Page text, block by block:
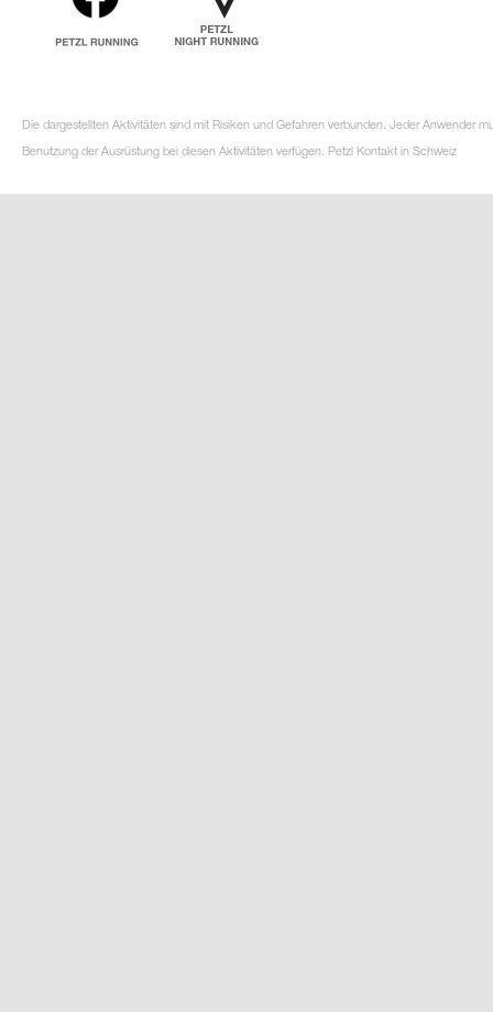
Die dargestellten Aktivitäten sind mit Risiken und Gefahren verbunden. Jeder Anwender
Benutzung der Ausrüstung bei diesen Aktivitäten verfügen. Petzl Kontakt in Schweiz